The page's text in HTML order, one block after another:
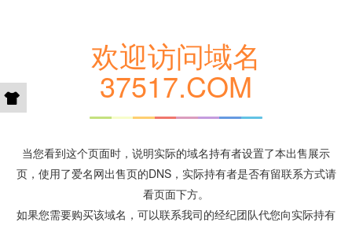
欢迎访问域名
37517.COM
当您看到这个页面时，说明实际的域名持有者设置了本出售展示
页，使用了爱名网出售页的DNS，实际持有者是否有留联系方式请
看页面下方。
如果您需要购买该域名，可以联系我司的经纪团队代您向实际持有